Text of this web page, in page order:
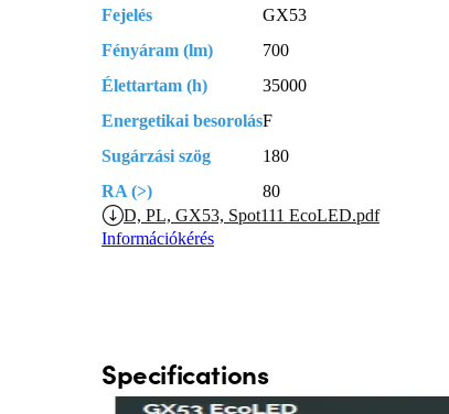
Fejelés
GX53
Fényáram (lm)
700
Élettartam (h)
35000
Energetikai besorolásF
Sugárzási szög
RA (>)
180
80
D, PL, GX53, Spot111 EcoLED.pdf
Információkérés
Specifications